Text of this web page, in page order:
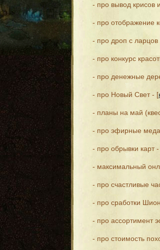
- про вывод крисов
- про отображение
- про дроп с ларцов
- про конкурс
- про денежные
- про Новый Свет - [
- планы на май
- про эфирные
- про обрывки карт
- максимальный
- про счастливые
- про сработки
- про ассортимент
- про стоимость